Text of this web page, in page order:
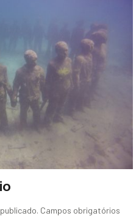
Campos obrigatórios